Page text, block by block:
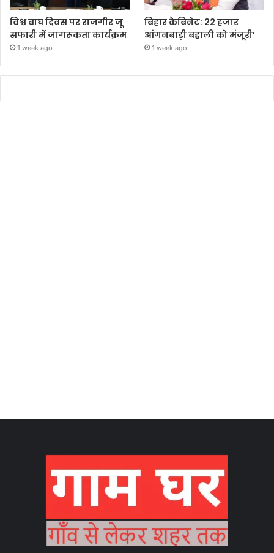
विश्व बाघ दिवस पर राजगीर जू
सफारी में जागरूकता कार्यक्रम
1 week ago
बिहार कैबिनेट: 22 हजार
आंगनबाड़ी बहाली को मंजूरी’
1 week ago